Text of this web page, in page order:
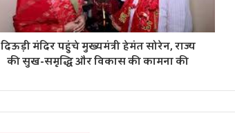
दिऊड़ी मंदिर पहुंचे मुख्यमंत्री हेमंत सोरेन, राज्य
की सुख-समृद्धि और विकास की कामना की